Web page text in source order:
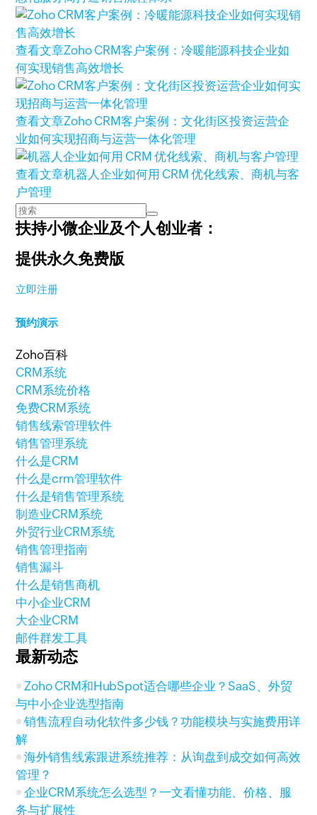
查看文章Zoho CRM客户案例：冷暖能源科技企业如
何实现销售高效增长
查看文章Zoho CRM客户案例：文化街区投资运营企
业如何实现招商与运营一体化管理
查看文章机器人企业如何用 CRM 优化线索、商机与客
户管理
扶持小微企业及个人创业者：
提供永久免费版
立即注册
预约演示
Zoho百科
CRM系统
CRM系统价格
免费CRM系统
销售线索管理软件
销售管理系统
什么是CRM
什么是crm管理软件
什么是销售管理系统
制造业CRM系统
外贸行业CRM系统
销售管理指南
销售漏斗
什么是销售商机
中小企业CRM
大企业CRM
邮件群发工具
最新动态
Zoho CRM和HubSpot适合哪些企业？SaaS、外贸
与中小企业选型指南
销售流程自动化软件多少钱？功能模块与实施费用详
解
海外销售线索跟进系统推荐：从询盘到成交如何高效
管理？
企业CRM系统怎么选型？一文看懂功能、价格、服
务与扩展性